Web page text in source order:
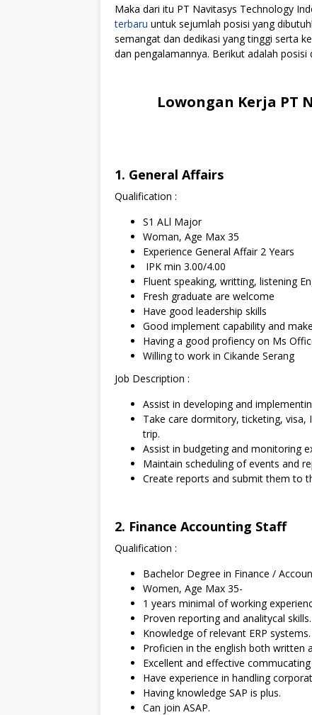
Maka dari itu PT Navitasys Technology
terbaru untuk sejumlah posisi yang
semangat dan dedikasi yang tinggi serta
dan pengalamannya. Berikut adalah
Lowongan Kerja PT
1. General Affairs
Qualification :
S1 ALl Major
Woman, Age Max 35
Experience General Affair 2 Years
IPK min 3.00/4.00
Fluent speaking, writting, listening
Fresh graduate are welcome
Have good leadership skills
Good implement capability and
Having a good profiency on Ms
Willing to work in Cikande Serang
Job Description :
Assist in developing and
Take care dormitory, ticketing, visa,
trip.
Assist in budgeting and monitoring
Maintain scheduling of events and
Create reports and submit them to
2. Finance Accounting Staff
Qualification :
Bachelor Degree in Finance /
Women, Age Max 35-
1 years minimal of working
Proven reporting and analitycal skills.
Knowledge of relevant ERP systems.
Proficien in the english both written
Excellent and effective commucating
Have experience in handling
Having knowledge SAP is plus.
Can join ASAP.